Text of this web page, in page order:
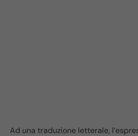
Ad una traduzione letterale,